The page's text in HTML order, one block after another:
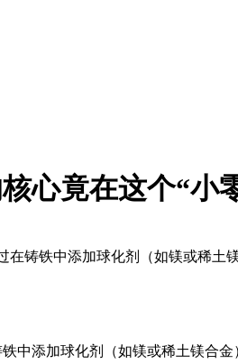
心竟在这个“小
铸铁中添加球化剂（如镁或稀
中添加球化剂（如镁或稀土镁合